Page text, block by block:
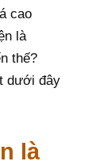
cao
là
thế?
dưới đây
là